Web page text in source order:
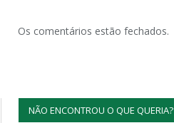
Os comentários estão fechados.
NÃO ENCONTROU O QUE QUERIA?